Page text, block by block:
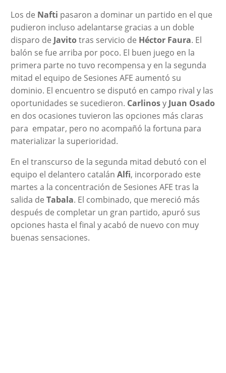
Los de Nafti pasaron a dominar un partido en el que
pudieron incluso adelantarse gracias a un doble
disparo de Javitotras servicio de Héctor Faura. El
balón se fue arriba por poco. El buen juego en la
primera parte no tuvo recompensa y en la segunda
mitad el equipo de Sesiones AFE aumentó su
dominio. El encuentro se disputó en campo rival y las
oportunidades se sucedieron. Carlinosy Juan Osado
en dos ocasiones tuvieron las opciones más claras
para empatar, pero no acompañó la fortuna para
materializar la superioridad.
En el transcurso de la segunda mitad debutó con el
equipo el delantero catalán Alfi, incorporado este
martes a la concentración de Sesiones AFE tras la
salida de Tabala. El combinado, que mereció más
después de completar un gran partido, apuró sus
opciones hasta el final y acabó de nuevo con muy
buenas sensaciones.